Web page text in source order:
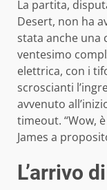
La partita,
Desert, non ha
stata anche una
ventesimo
elettrica, con i
scroscianti
avvenuto
timeout. “Wow,
James a
L’arrivo